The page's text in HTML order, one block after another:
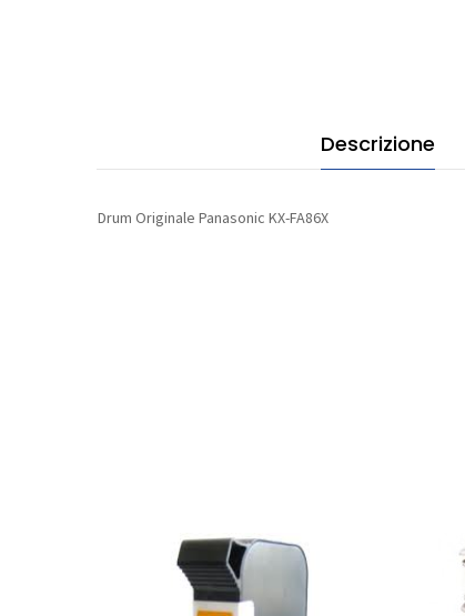
Descrizione
Drum Originale Panasonic KX-FA86X